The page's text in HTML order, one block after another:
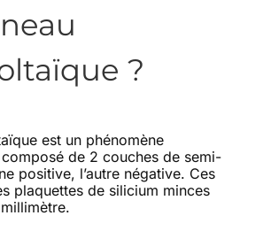
?
est un phénomène
de 2 couches de semi-
positive, l’autre négative. Ces
plaquettes de silicium minces